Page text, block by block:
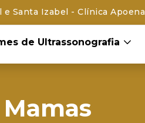
e Santa Izabel - Clínica Apoena
de Ultrassonografia